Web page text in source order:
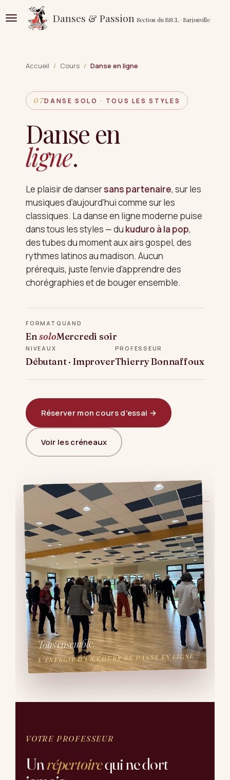
Passer
au
Danses & Passion Section du BSCL · Barjouville
Accueil / Cours / Danse en ligne
DANSE SOLO · TOUS LES STYLES
Danse en
ligne.
Le plaisir de dansersans partenaire, sur les
musiques d'aujourd'hui comme sur les
classiques. La danse en ligne moderne puise
dans tous les styles — du kuduro à la pop,
des tubes du moment aux airs gospel, des
rythmes latinos au madison. Aucun
prérequis, juste l'envie d'apprendre des
chorégraphies et de bouger ensemble.
FORMAT
Ensolo
QUAND
Mercredi soir
NIVEAUX
Débutant · Improver
PROFESSEUR
Thierry Bonnaffoux
Réserver mon cours d'essai →
Voir les créneaux
Tous ensemble.
L'ÉNERGIE D'UN COURS DE DANSE EN LIGNE
VOTRE PROFESSEUR
Unrépertoirequi ne dort